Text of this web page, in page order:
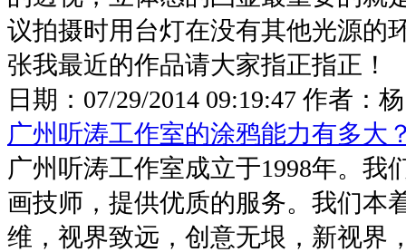
议拍摄时用台灯在没有其他光源的
张我最近的作品请大家指正指正！
日期： 07/29/2014 09:19:47 作者：
广州听涛工作室的涂鸦能力有多大
广州听涛工作室成立于1998年。我
画技师，提供优质的服务。我们本
维，视界致远，创意无垠，新视界